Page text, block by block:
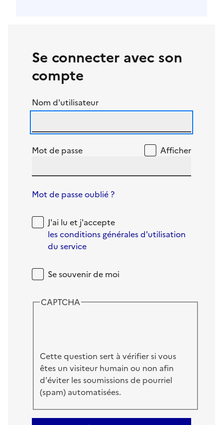
Se connecter avec son
compte
Nom d'utilisateur
Mot de passe Afficher
Mot de passe oublié ?
J'ai lu et j'accepte
les conditions générales d'utilisation
du service
Se souvenir de moi
CAPTCHA
Cette question sert à vérifier si vous
êtes un visiteur humain ou non afin
d'éviter les soumissions de pourriel
(spam) automatisées.